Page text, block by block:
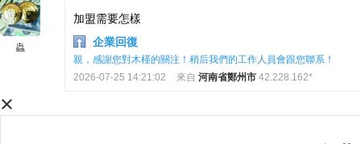
蟲
加盟需要怎樣
企業回復
親，感謝您對木槿的關注！稍后我們的工作人員會跟您聯系！
2026-07-25 14:21:02
來自 河南省鄭州市 42.228.162*
×